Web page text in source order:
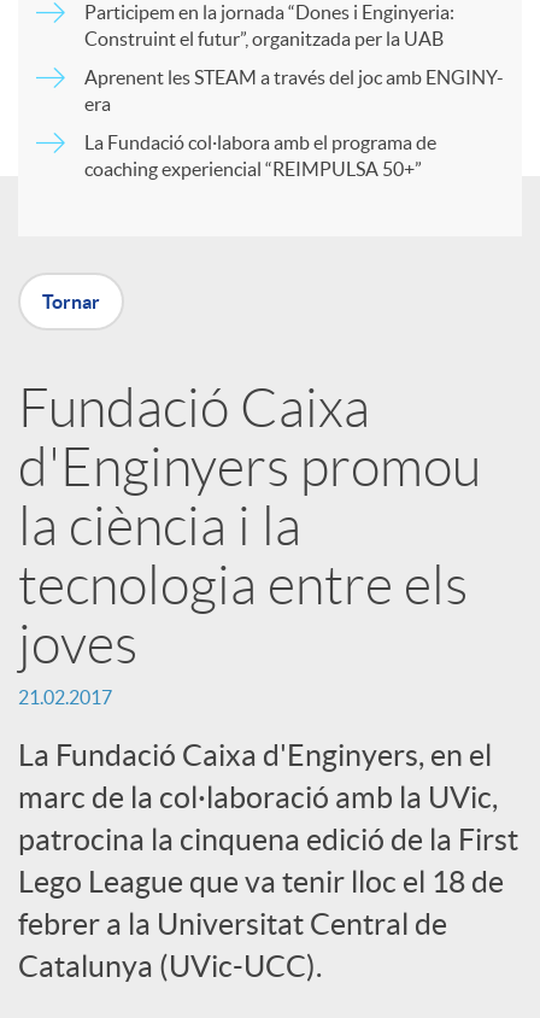
t
r
X
a
r
x
e
s
S
o
Participem en la jornada “Dones i Enginyeria:
Construint el futur”, organitzada per la UAB
Aprenent les STEAM a través del joc amb ENGINY-
era
La Fundació col·labora amb el programa de
coaching experiencial “REIMPULSA 50+”
Tornar
Fundació Caixa
d'Enginyers promou
la ciència i la
tecnologia entre els
joves
21.02.2017
La Fundació Caixa d'Enginyers, en el
marc de la col·laboració amb la UVic,
patrocina la cinquena edició de la First
Lego League que va tenir lloc el 18 de
febrer a la Universitat Central de
Catalunya (UVic-UCC).